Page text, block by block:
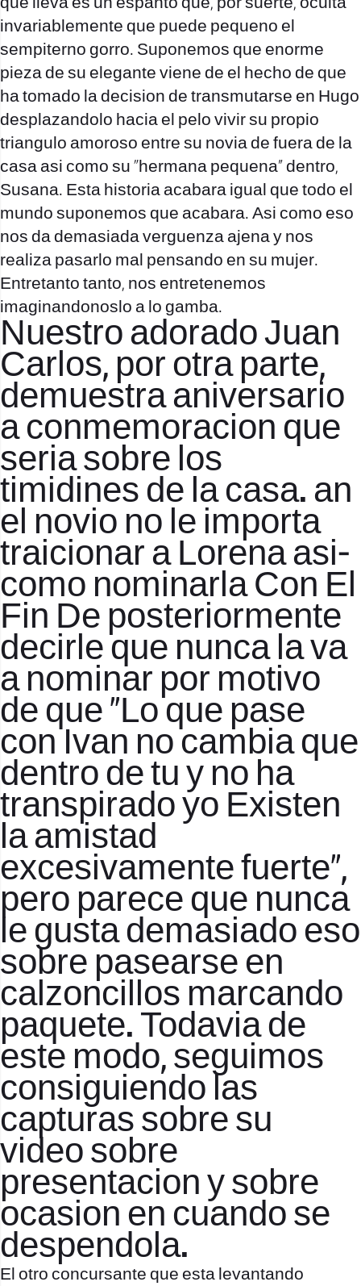
que lleva es un espanto que, por suerte, oculta
invariablemente que puede pequeno el
sempiterno gorro. Suponemos que enorme
pieza de su elegante viene de el hecho de que
ha tomado la decision de transmutarse en Hugo
desplazandolo hacia el pelo vivir su propio
triangulo amoroso entre su novia de fuera de la
casa asi­ como su «hermana pequena» dentro,
Susana. Esta historia acabara igual que todo el
mundo suponemos que acabara. Asi­ como eso
nos da demasiada verguenza ajena y nos
realiza pasarlo mal pensando en su mujer.
Entretanto tanto, nos entretenemos
imaginandonoslo a lo gamba.
Nuestro adorado Juan
Carlos, por otra parte,
demuestra aniversario
a conmemoracion que
seri­a sobre los
timidines de la casa. an
el novio no le importa
traicionar a Lorena asi­
como nominarla Con El
Fin De posteriormente
decirle que nunca la va
a nominar por motivo
de que «Lo que pase
con Ivan no cambia que
dentro de tu y no ha
transpirado yo Existen
la amistad
excesivamente fuerte«,
pero parece que nunca
le gusta demasiado eso
sobre pasearse en
calzoncillos marcando
paquete. Todavia de
este modo, seguimos
consiguiendo las
capturas sobre su
video sobre
presentacion y sobre
ocasion en cuando se
despendola.
El otro concursante que esta levantando